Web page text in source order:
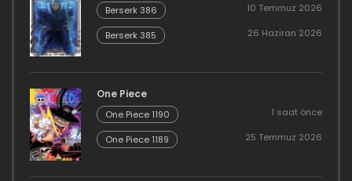
Berserk 386 10 Temmuz 2026
Berserk 385 26 Haziran 2026
One Piece
One Piece 1190 1 saat önce
One Piece 1189 25 Temmuz 2026